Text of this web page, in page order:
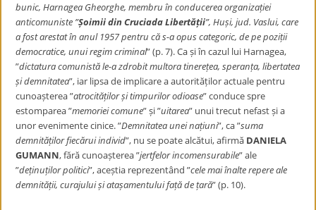
bunic, Harnagea Gheorghe, membru în conducerea organizației
anticomuniste ”Șoimii din Cruciada Libertății”, Huși, jud. Vaslui, care
a fost arestat în anul 1957 pentru că s-a opus categoric, de pe poziții
democratice, unui regim criminal” (p. 7). Ca și în cazul lui Harnagea,
”dictatura comunistă le-a zdrobit multora tinerețea, speranța, libertatea
și demnitatea”, iar lipsa de implicare a autorităților actuale pentru
cunoașterea ”atrocităților și timpurilor odioase” conduce spre
estomparea ”memoriei comune” și ”uitarea” unui trecut nefast și a
unor evenimente cinice. ”Demnitatea unei națiuni”, ca ”suma
demnităților fiecărui individ”, nu se poate alcătui, afirmă DANIELA
GUMANN, fără cunoașterea ”jertfelor incomensurabile” ale
”deținuților politici”, aceștia reprezentând ”cele mai înalte repere ale
demnității, curajului și atașamentului față de țară” (p. 10).